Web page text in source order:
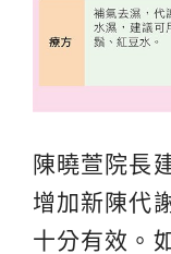
陳曉萱院長
增加新陳代
十分有效。